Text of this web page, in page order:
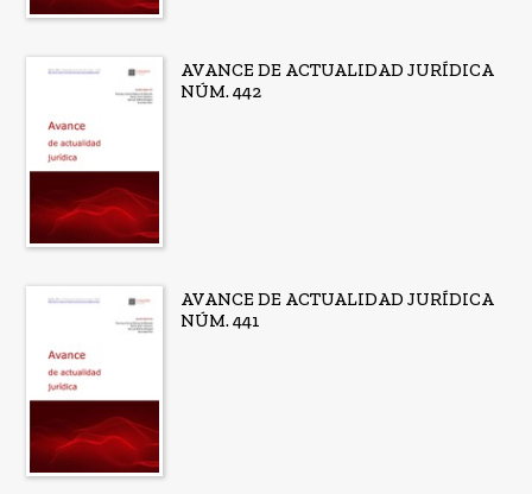
AVANCE DE ACTUALIDAD JURÍDICA
NÚM. 442
AVANCE DE ACTUALIDAD JURÍDICA
NÚM. 441